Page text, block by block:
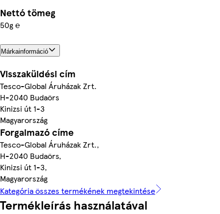
Nettó tömeg
50g ℮
Márkainformáció
Visszaküldési cím
Tesco-Global Áruházak Zrt.
H-2040 Budaörs
Kinizsi út 1-3
Magyarország
Forgalmazó címe
Tesco-Global Áruházak Zrt.,
H-2040 Budaörs,
Kinizsi út 1-3,
Magyarország
Kategória összes termékének megtekintése
Termékleírás használatával